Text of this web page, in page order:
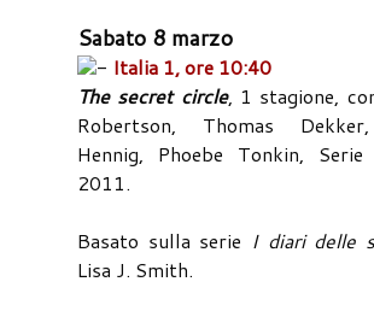
Sabato 8 marzo
- Italia 1, ore 10:40
The secret circle, 1 stagione,
Robertson, Thomas
Hennig, Phoebe Tonkin,
2011.
Basato sulla serie I diari delle
Lisa J. Smith.